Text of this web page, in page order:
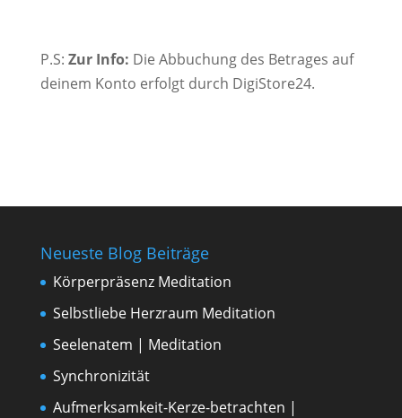
P.S: Zur Info: Die Abbuchung des Betrages auf
deinem Konto erfolgt durch DigiStore24.
Neueste Blog Beiträge
Körperpräsenz Meditation
Selbstliebe Herzraum Meditation
Seelenatem | Meditation
Synchronizität
Aufmerksamkeit-Kerze-betrachten |